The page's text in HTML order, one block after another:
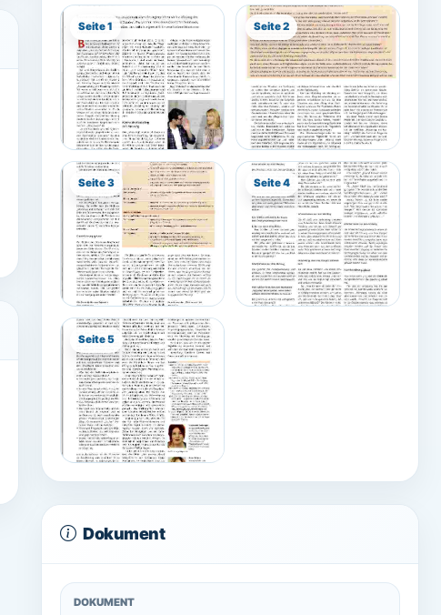
Seite 1 Seite 2
Seite 3 Seite 4
Seite 5
Dokument
DOKUMENT